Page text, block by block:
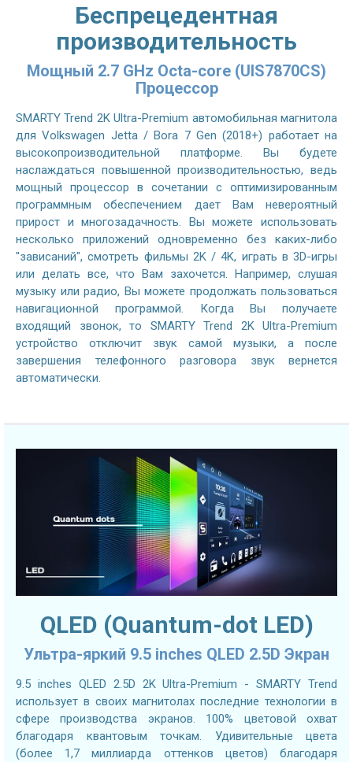
Беспрецедентная
производительность
Мощный 2.7 GHz Octa-core (UIS7870CS)
Процессор
SMARTY Trend 2K Ultra-Premium автомобильная магнитола
для Volkswagen Jetta / Bora 7 Gen (2018+) работает на
высокопроизводительной платформе. Вы будете
наслаждаться повышенной производительностью, ведь
мощный процессор в сочетании с оптимизированным
программным обеспечением дает Вам невероятный
прирост и многозадачность. Вы можете использовать
несколько приложений одновременно без каких-либо
"зависаний", смотреть фильмы 2K / 4K, играть в 3D-игры
или делать все, что Вам захочется. Например, слушая
музыку или радио, Вы можете продолжать пользоваться
навигационной программой. Когда Вы получаете
входящий звонок, то SMARTY Trend 2K Ultra-Premium
устройство отключит звук самой музыки, а после
завершения телефонного разговора звук вернется
автоматически.
QLED (Quantum-dot LED)
Ультра-яркий 9.5 inches QLED 2.5D Экран
9.5 inches QLED 2.5D 2K Ultra-Premium - SMARTY Trend
использует в своих магнитолах последние технологии в
сфере производства экранов. 100% цветовой охват
благодаря квантовым точкам. Удивительные цвета
(более 1,7 миллиарда оттенков цветов) благодаря